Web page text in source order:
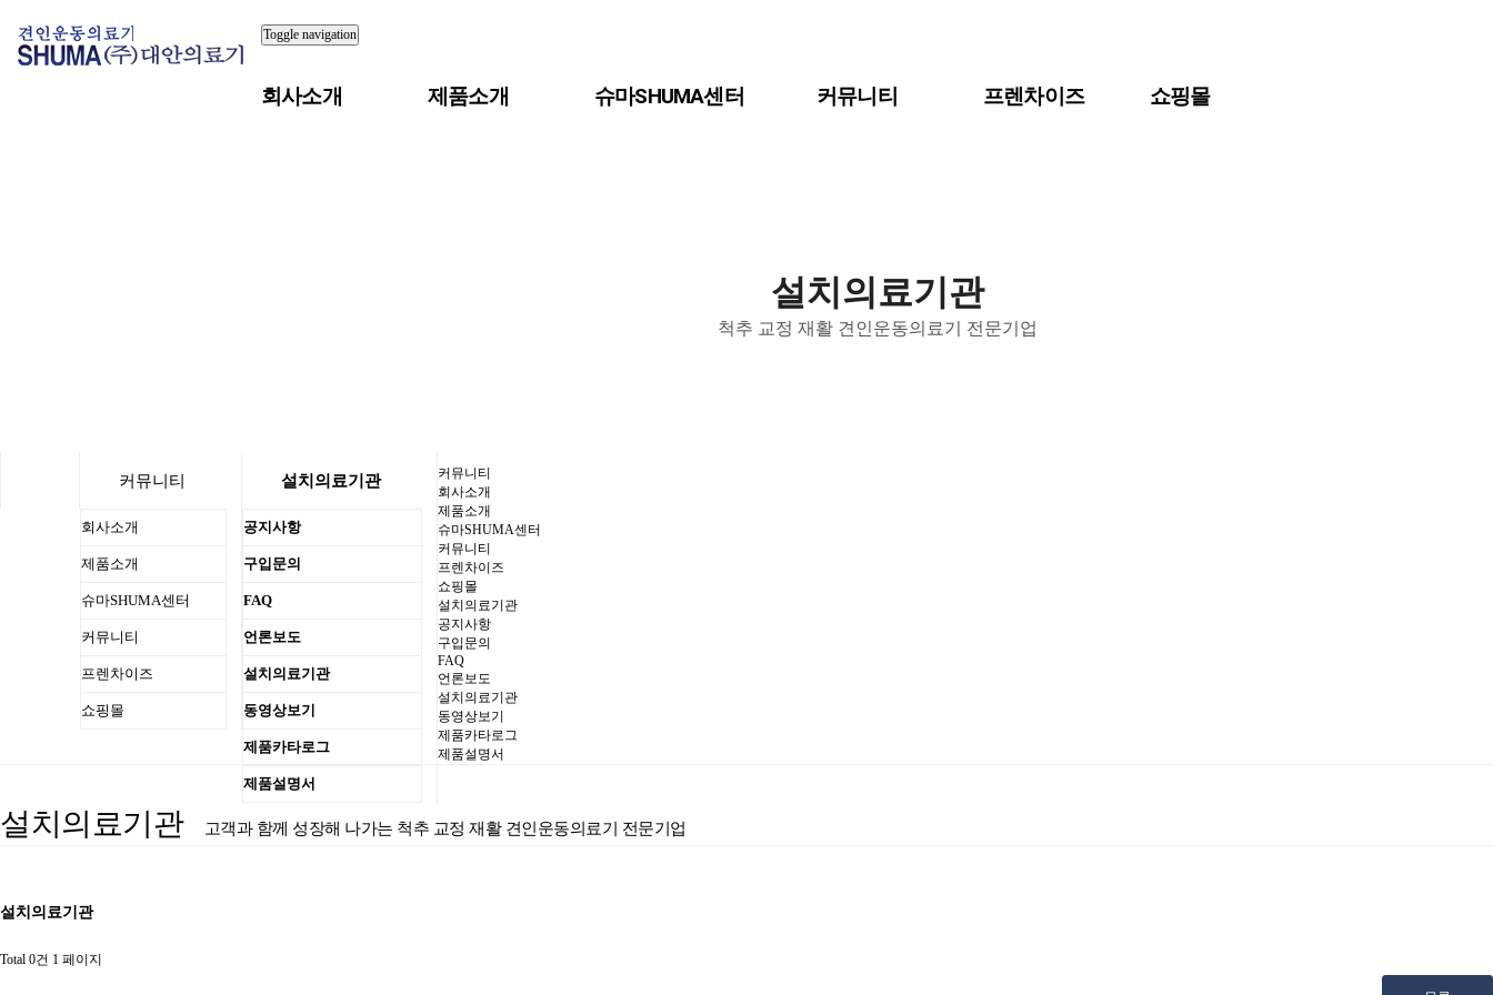
Toggle navigation
회사소개 제품소개 슈마SHUMA센터 커뮤니티 프렌차이즈 쇼핑몰
설치의료기관
척추 교정 재활 견인운동의료기 전문기업
커뮤니티
회사소개
제품소개
슈마SHUMA센터
커뮤니티
프렌차이즈
쇼핑몰
설치의료기관
공지사항
구입문의
FAQ
언론보도
설치의료기관
동영상보기
제품카타로그
제품설명서
커뮤니티
회사소개
제품소개
슈마SHUMA센터
커뮤니티
프렌차이즈
쇼핑몰
설치의료기관
공지사항
구입문의
FAQ
언론보도
설치의료기관
동영상보기
제품카타로그
제품설명서
설치의료기관 고객과 함께 성장해 나가는 척추 교정 재활 견인운동의료기 전문기업
설치의료기관
Total 0건 1 페이지